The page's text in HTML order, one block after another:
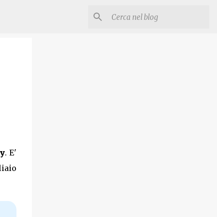
. E'